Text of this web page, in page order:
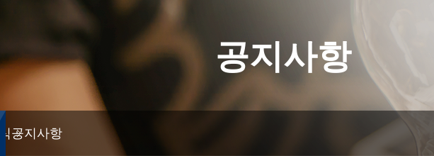
공지사항
공지사항